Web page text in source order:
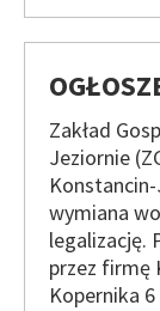
Zakład
Jeziornie
wymiana
legalizację.
przez firmę
Kopernika